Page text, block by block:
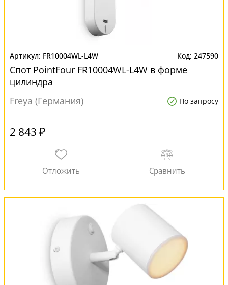
FR10004WL-L4W 247590
Спот PointFour FR10004WL-L4W в форме
цилиндра
Freya (Германия)
По запросу
2 843 ₽